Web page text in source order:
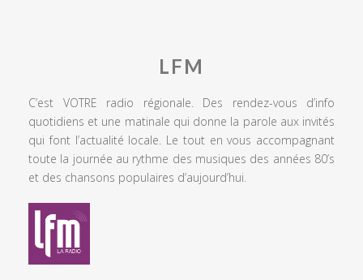
LFM
C’est VOTRE radio régionale. Des rendez-vous d’info
quotidiens et une matinale qui donne la parole aux invités
qui font l’actualité locale. Le tout en vous accompagnant
toute la journée au rythme des musiques des années 80’s
et des chansons populaires d’aujourd’hui.